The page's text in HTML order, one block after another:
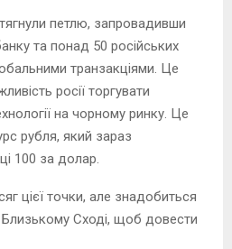
петлю, запровадивши
та понад 50 російських
транзакціями. Це
росії торгувати
на чорному ринку. Це
рубля, який зараз
100 за долар.
цієї точки, але знадобиться
Сході, щоб довести